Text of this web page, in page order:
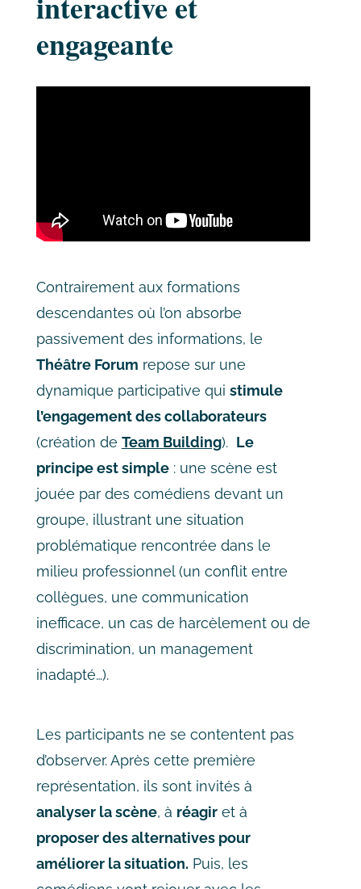
engageante
Contrairement aux formations
descendantes où l’on absorbe
passivement des informations, le
Théâtre Forum repose sur une
dynamique participative qui stimule
l’engagement des collaborateurs
(création de Team Building). Le
principe est simple: une scène est
jouée par des comédiens devant un
groupe, illustrant une situation
problématique rencontrée dans le
milieu professionnel (un conflit entre
collègues, une communication
inefficace, un cas de harcèlement ou de
discrimination, un management
inadapté…).
Les participants ne se contentent pas
d’observer. Après cette première
représentation, ils sont invités à
analyser la scène, à réagiret à
proposer des alternatives pour
améliorer la situation. Puis, les